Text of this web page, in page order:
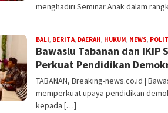
menghadiri Seminar Anak dalam
BALI, BERITA, DAERAH, HUKUM, NEWS,
Bawaslu Tabanan dan IKIP
Perkuat Pendidikan
TABANAN, Breaking-news.co.id |
memperkuat upaya pendidikan
kepada […]